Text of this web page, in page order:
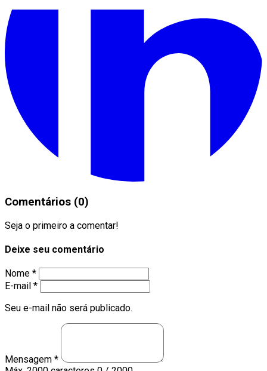
Comentários (0)
Seja o primeiro a comentar!
Deixe seu comentário
Nome *
E-mail *
Seu e-mail não será publicado.
Mensagem *